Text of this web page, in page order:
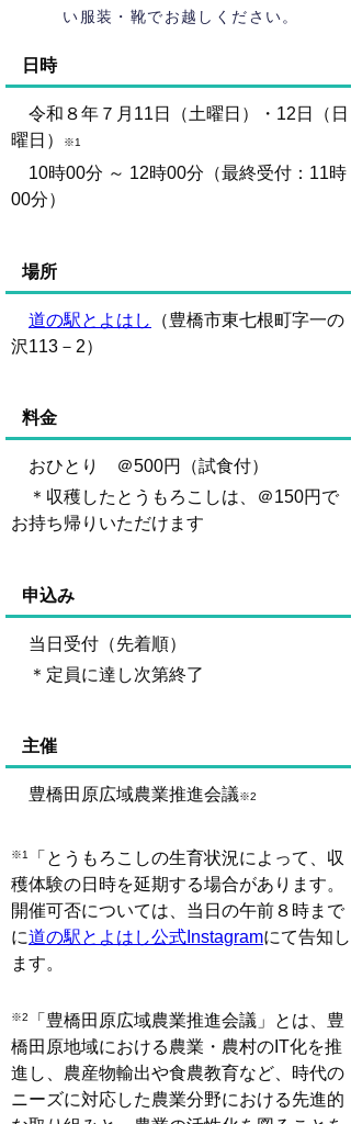
い服装・靴でお越しください。
日時
令和８年７月11日（土曜日）・12日（日
曜日）
※1
10時00分 ～ 12時00分（最終受付： 11時
00分）
場所
道の駅とよはし
（豊橋市東七根町字一の
沢113－2）
料金
おひとり ＠500円（試食付）
＊収穫したとうもろこしは、＠150円で
お持ち帰りいただけます
申込み
当日受付（先着順）
＊定員に達し次第終了
主催
豊橋田原広域農業推進会議※2
※1
「とうもろこしの生育状況によって、収
穫体験の日時を延期する場合があります。
開催可否については、当日の午前８時まで
に道の駅とよはし公式Instagramにて告知し
ます。
※2 「豊橋田原広域農業推進会議」とは、 豊
橋田原地域における農業・農村のIT化を推
進し、農産物輸出や食農教育など、時代の
ニーズに対応した農業分野における先進的